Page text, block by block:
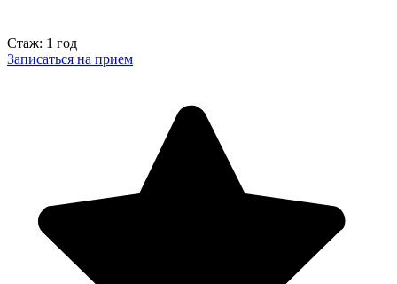
Стаж: 1 год
Записаться на прием